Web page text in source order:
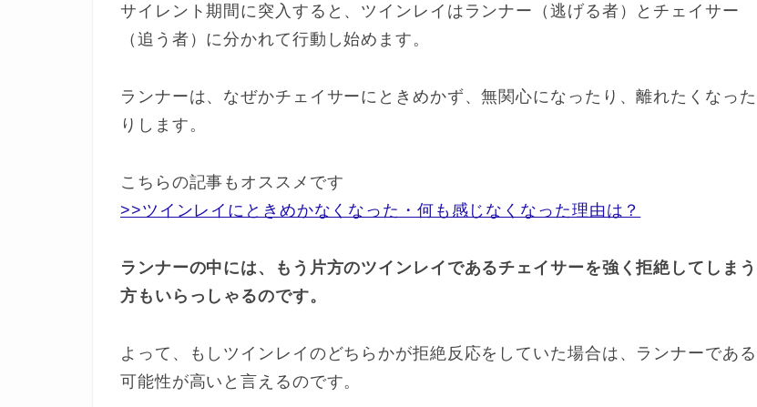
サイレント期間に突入すると、ツインレイはランナー（逃げる者）とチェイサー
（追う者）に分かれて行動し始めます。
ランナーは、なぜかチェイサーにときめかず、無関心になったり、離れたくなった
りします。
こちらの記事もオススメです
>>ツインレイにときめかなくなった・何も感じなくなった理由は？
ランナーの中には、もう片方のツインレイであるチェイサーを強く拒絶してしまう
方もいらっしゃるのです。
よって、もしツインレイのどちらかが拒絶反応をしていた場合は、ランナーである
可能性が高いと言えるのです。